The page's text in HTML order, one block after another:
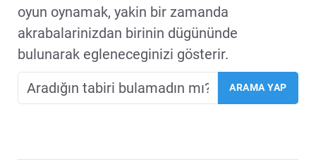
oyun oynamak, yakin bir zamanda
akrabalarinizdan birinin dügününde
bulunarak egleneceginizi gösterir.